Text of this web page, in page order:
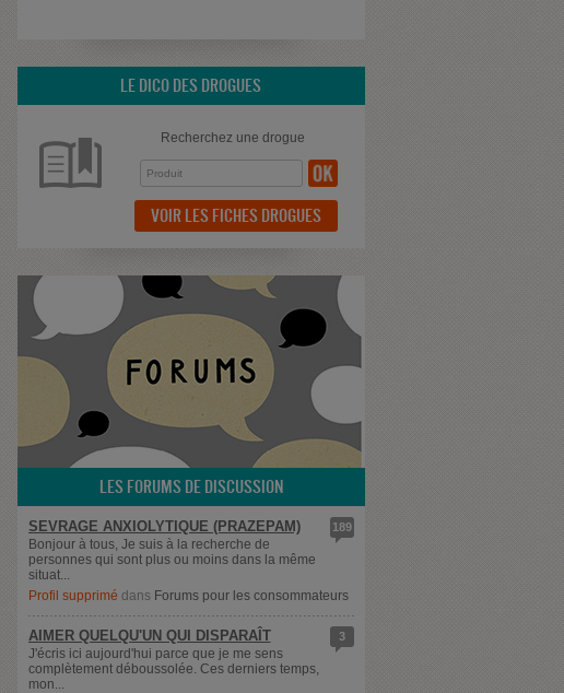
LE DICO DES DROGUES
Recherchez une drogue
VOIR LES FICHES DROGUES
LES FORUMS DE DISCUSSION
189
SEVRAGE ANXIOLYTIQUE (PRAZEPAM)
Bonjour à tous, Je suis à la recherche de
personnes qui sont plus ou moins dans la même
situat...
Profil supprimé dans Forums pour les consommateurs
3
AIMER QUELQU'UN QUI DISPARAÎT
J'écris ici aujourd'hui parce que je me sens
complètement déboussolée. Ces derniers temps,
mon...